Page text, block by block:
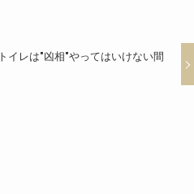
イレは″凶相″やってはいけない間